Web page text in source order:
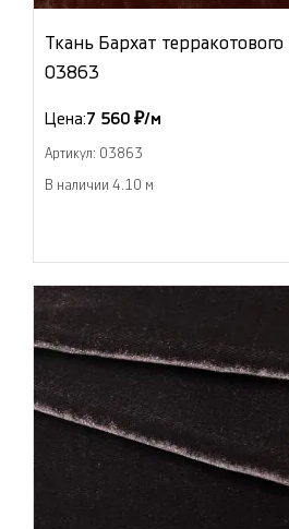
Ткань Бархат
03863
Цена:7 560 ₽/м
Артикул: 03863
В наличии 4.10 м